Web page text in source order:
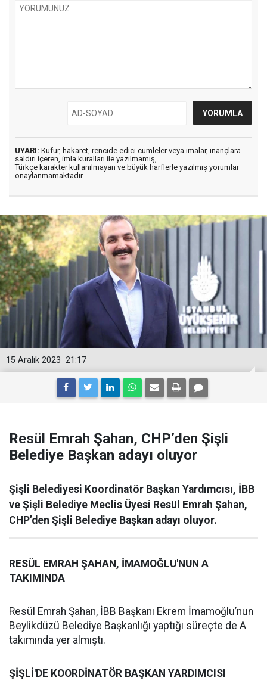
UYARI: Küfür, hakaret, rencide edici cümleler veya imalar, inançlara
saldırı içeren, imla kuralları ile yazılmamış,
Türkçe karakter kullanılmayan ve büyük harflerle yazılmış yorumlar
onaylanmamaktadır.
21:17
15 Aralık 2023
Resül Emrah Şahan, CHP’den Şişli
Belediye Başkan adayı oluyor
Şişli Belediyesi Koordinatör Başkan Yardımcısı, İBB
ve Şişli Belediye Meclis Üyesi Resül Emrah Şahan,
CHP’den Şişli Belediye Başkan adayı oluyor.
RESÜL EMRAH ŞAHAN, İMAMOĞLU'NUN A
TAKIMINDA
Resül Emrah Şahan, İBB Başkanı Ekrem İmamoğlu’nun
Beylikdüzü Belediye Başkanlığı yaptığı süreçte de A
takımında yer almıştı.
ŞİŞLİ'DE KOORDİNATÖR BAŞKAN YARDIMCISI